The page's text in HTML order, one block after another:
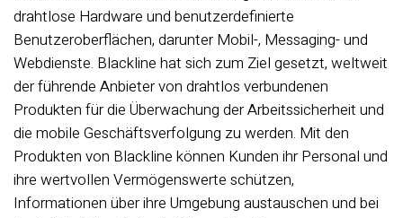
drahtlose Hardware und benutzerdefinierte
Benutzeroberflächen, darunter Mobil-, Messaging- und
Webdienste. Blackline hat sich zum Ziel gesetzt, weltweit
der führende Anbieter von drahtlos verbundenen
Produkten für die Überwachung der Arbeitssicherheit und
die mobile Geschäftsverfolgung zu werden. Mit den
Produkten von Blackline können Kunden ihr Personal und
ihre wertvollen Vermögenswerte schützen,
Informationen über ihre Umgebung austauschen und bei